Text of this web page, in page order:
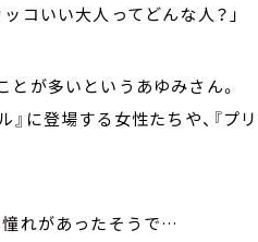
コいい大人ってどんな人？」
が多いというあゆみさん。
』に登場する女性たちや、『
れがあったそうで…